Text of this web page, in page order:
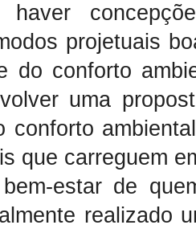
projetuais
do conforto
uma
conforto
que carreguem
estar de
realizado